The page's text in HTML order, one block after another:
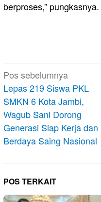
berproses,” pungkasnya.
Navigasi
pos
Pos sebelumnya
Lepas 219 Siswa PKL
SMKN 6 Kota Jambi,
Wagub Sani Dorong
Generasi Siap Kerja dan
Berdaya Saing Nasional
POS TERKAIT